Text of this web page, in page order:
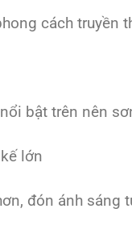
cách truyền
bật trên nên
lớn
đón ánh